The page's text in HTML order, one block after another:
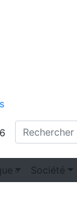
Société